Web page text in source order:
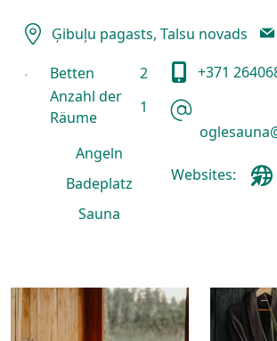
Ģibuļu pagasts, Talsu novads
Betten
2
Anzahl der
Räume
1
Angeln
Badeplatz
Sauna
+371
Websites: